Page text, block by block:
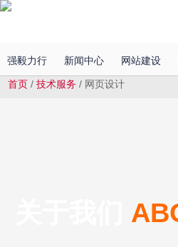
强毅力行 新闻中心 网站建设
首页 /技术服务 / 网页设计